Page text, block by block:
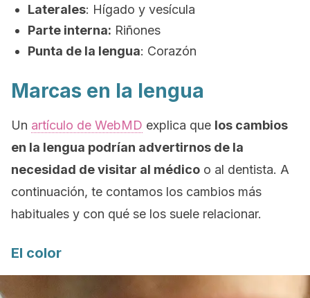
Laterales: Hígado y vesícula
Parte interna: Riñones
Punta de la lengua: Corazón
Marcas en la lengua
Un artículo de WebMD explica que los cambios
en la lengua podrían advertirnos de la
necesidad de visitar al médico o al dentista. A
continuación, te contamos los cambios más
habituales y con qué se los suele relacionar.
El color